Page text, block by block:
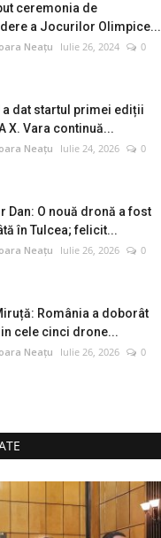
ceremonia de
a Jocurilor Olimpice...
Neațu Iulie 26, 2024
0
a dat startul primei ediții
X. Vara continuă...
Neațu Iulie 24, 2026
0
Dan: O nouă dronă a fost
în Tulcea; felicit...
Neațu Iulie 26, 2026
0
România a doborât
cele cinci drone...
Neațu Iulie 26, 2026
0